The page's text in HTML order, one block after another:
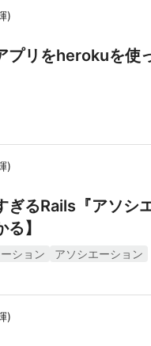
)
プリをherokuを使
)
ぎるRails『アソ
】
ション
アソシエーション
)